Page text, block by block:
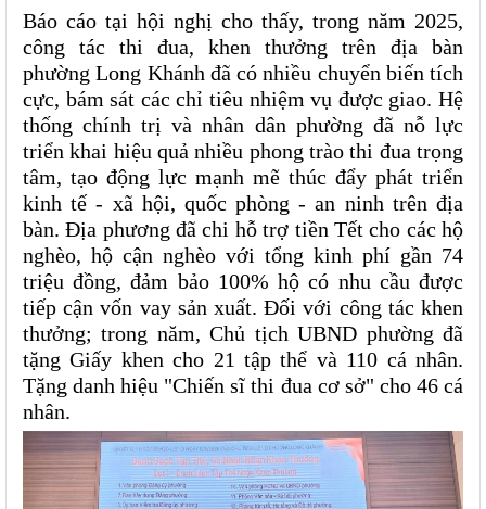
Báo cáo tại hội nghị cho thấy, trong năm 2025,
công tác thi đua, khen thưởng trên địa bàn
phường Long Khánh đã có nhiều chuyển biến tích
cực, bám sát các chỉ tiêu nhiệm vụ được giao. Hệ
thống chính trị và nhân dân phường đã nỗ lực
triển khai hiệu quả nhiều phong trào thi đua trọng
tâm, tạo động lực mạnh mẽ thúc đẩy phát triển
kinh tế - xã hội, quốc phòng - an ninh trên địa
bàn. Địa phương đã chi hỗ trợ tiền Tết cho các hộ
nghèo, hộ cận nghèo với tổng kinh phí gần 74
triệu đồng, đảm bảo 100% hộ có nhu cầu được
tiếp cận vốn vay sản xuất. Đối với công tác khen
thưởng; trong năm, Chủ tịch UBND phường đã
tặng Giấy khen cho 21 tập thể và 110 cá nhân.
Tặng danh hiệu "Chiến sĩ thi đua cơ sở" cho 46 cá
nhân.